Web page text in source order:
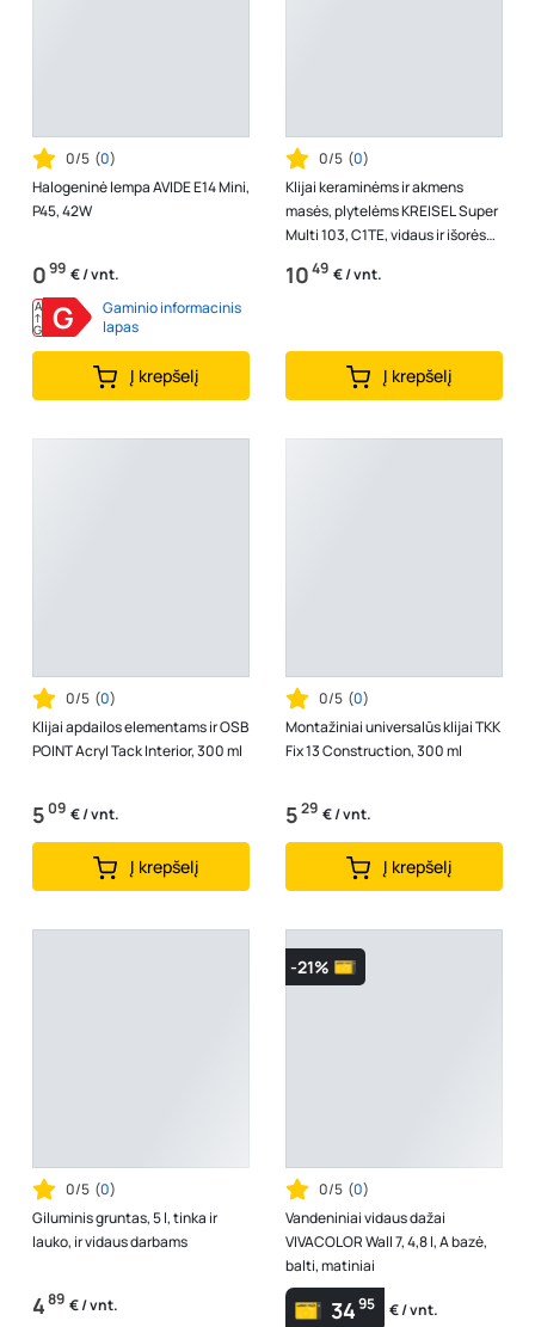
0/5 (0)
Halogeninė lempa AVIDE E14 Mini,
P45, 42W
099 € / vnt.
A
↑
G G
Gaminio informacinis
lapas
Į krepšelį
0/5 (0)
Klijai keraminėms ir akmens
masės, plytelėms KREISEL Super
Multi 103, C1TE, vidaus ir išorės
darbams, 25 kg
1049 € / vnt.
Į krepšelį
0/5 (0)
Klijai apdailos elementams ir OSB
POINT Acryl Tack Interior, 300 ml
509 € / vnt.
Į krepšelį
0/5 (0)
Montažiniai universalūs klijai TKK
Fix 13 Construction, 300 ml
529 € / vnt.
Į krepšelį
0/5 (0)
Giluminis gruntas, 5 l, tinka ir
lauko, ir vidaus darbams
489 € / vnt.
-21%
0/5 (0)
Vandeniniai vidaus dažai
VIVACOLOR Wall 7, 4,8 l, A bazė,
balti, matiniai
3495 € / vnt.